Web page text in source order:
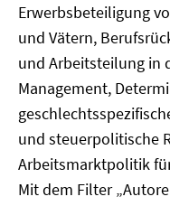
Erwerbsbeteiligung
und Vätern,
und Arbeitsteilung in
Management,
und steuerpolitische
Arbeitsmarktpolitik
Mit dem Filter